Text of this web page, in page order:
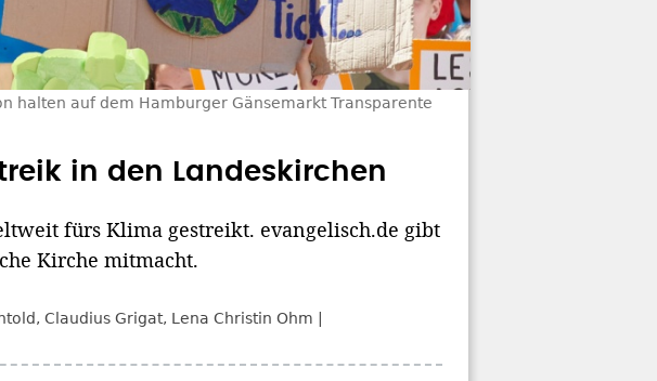
halten auf dem Hamburger Gänsemarkt Transparente
in den Landeskirchen
fürs Klima gestreikt. evangelisch.de gibt
Kirche mitmacht.
, Claudius Grigat, Lena Christin Ohm